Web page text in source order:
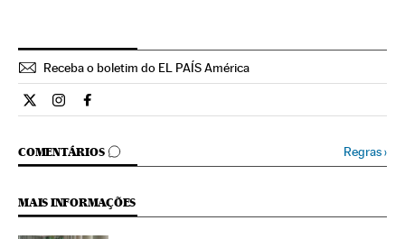
Receba o boletim do EL PAÍS América
Internacional El País Brasil en Twitter
Internacional El País Brasil en Instagram
Internacional El País Brasil en Facebook
COMENTÁRIOS
COMENTÁRIOS Regras›
MAIS INFORMAÇÕES